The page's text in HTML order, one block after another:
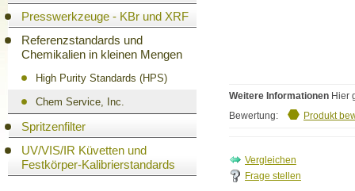
Presswerkzeuge - KBr und XRF
Referenzstandards und
Chemikalien in kleinen Mengen
High Purity Standards (HPS)
Chem Service, Inc.
Spritzenfilter
UV/VIS/IR Küvetten und
Festkörper-Kalibrierstandards
Weitere Informationen Hier
Bewertung:
Produkt
Frage stellen